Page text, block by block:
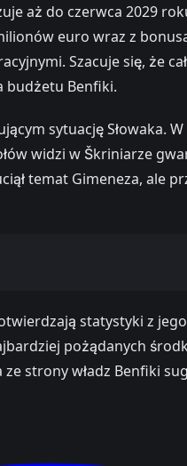
aż do czerwca 2029
euro wraz z
Szacuje się, że
budżetu Benfiki.
sytuację Słowaka.
widzi w Škriniarze
temat Gimeneza, ale
statystyki z
pożądanych
strony władz Benfiki